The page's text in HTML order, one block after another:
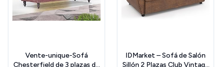
Vente-unique-Sofá
Chesterfield de 3 plazas de
IDMarket – Sofá de Salón
Sillón 2 Plazas Club Vintage